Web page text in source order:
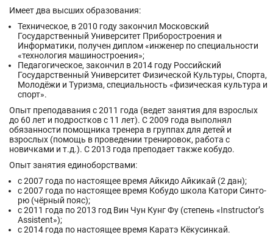
Имеет два высших образования:
Техническое, в 2010 году закончил Московский
Государственный Университет Приборостроения и
Информатики, получен диплом «инженер по специальности
«технология машиностроения»;
Педагогическое, закончил в 2014 году Российский
Государственный Университет Физической Культуры, Спорта,
Молодёжи и Туризма, специальность «физическая культура и
спорт».
Опыт преподавания с 2011 года (ведет занятия для взрослых
до 60 лет и подростков с 11 лет). С 2009 года выполнял
обязанности помощника тренера в группах для детей и
взрослых (помощь в проведении тренировок, работа с
новичками и т.д.). С 2013 года преподает также кобудо.
Опыт занятия единоборствами:
с 2007 года по настоящее время Айкидо Айкикай (2 дан);
с 2007 года по настоящее время Кобудо школа Катори Синто-
рю (чёрный пояс);
с 2011 года по 2013 год Вин Чун Кунг Фу (степень «Instructor’s
Assistent»);
с 2014 года по настоящее время Каратэ Кёкусинкай.